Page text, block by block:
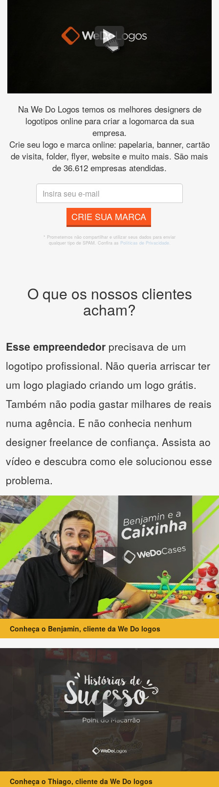
Na We Do Logos temos os melhores designers de
logotipos online para criar a logomarca da sua
empresa.
Crie seu logo e marca online: papelaria, banner, cartão
de visita, folder, flyer, website e muito mais. São mais
de 36.612 empresas atendidas.
CRIE SUA MARCA
* Prometemos não compartilhar e utilizar seus dados para enviar
qualquer tipo de SPAM. Confira as Políticas de Privacidade.
O que os nossos clientes
acham?
Esse empreendedor precisava de um
logotipo profissional. Não queria arriscar ter
um logo plagiado criando um logo grátis.
Também não podia gastar milhares de reais
numa agência. E não conhecia nenhum
designer freelance de confiança. Assista ao
vídeo e descubra como ele solucionou esse
problema.
Conheça o Benjamin, cliente da We Do logos
Conheça o Thiago, cliente da We Do logos